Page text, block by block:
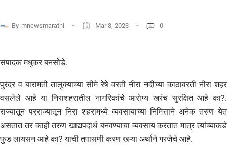
By mnewsmarathi Mar 3, 2023 0
संपादक मधुकर बनसोडे.
पुरंदर व बारामती तालुक्याच्या सीमे रेषे वरती नीरा नदीच्या काठावरती नीरा शहर
वसलेले आहे या निराशहरातील नागरिकांचे आरोग्य खरंच सुरक्षित आहे का?.
राज्यातून परराज्यातून निरा शहरामध्ये व्यवसायाच्या निमित्ताने अनेक तरुण येत
असतात तर काही तरुण खाद्यपदार्थ बनवण्याचा व्यवसाय करतात मात्र त्यांच्याकडे
फुड लायसन आहे का? याची तपासणी करण खऱ्या अर्थाने गरजेचे आहे.